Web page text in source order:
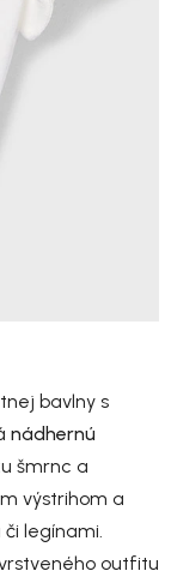
bavlny s
nádhernú
šmrnc a
výstrihom a
či legínami.
outfitu